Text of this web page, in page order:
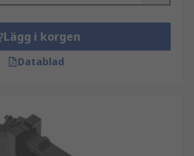
Lägg i korgen
Datablad